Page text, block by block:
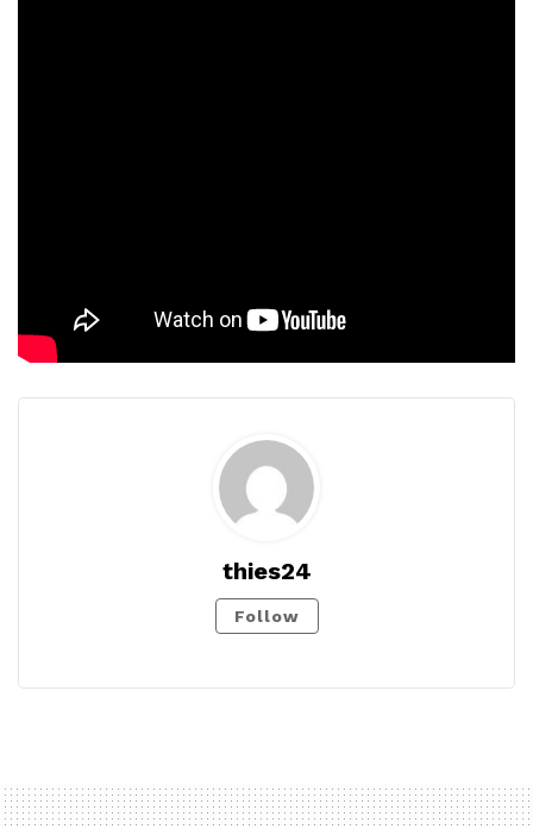
thies24
Follow